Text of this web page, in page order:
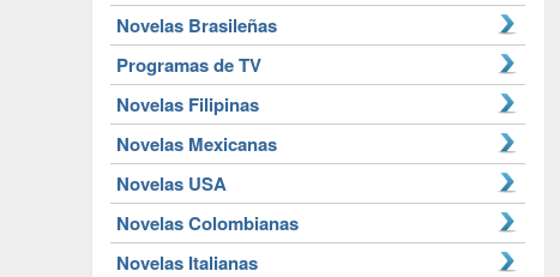
Novelas Brasileñas
Programas de TV
Novelas Filipinas
Novelas Mexicanas
Novelas USA
Novelas Colombianas
Novelas Italianas